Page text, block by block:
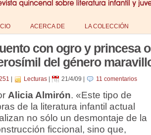
ACERCA DE LA COLECCIÓN
con ogro y princesa
del género
Lecturas| 21/4/09 11 comentarios
Alicia Almirón. «Este tipo de
de la literatura infantil actual
no sólo un desmontaje de la
ficcional, sino que,